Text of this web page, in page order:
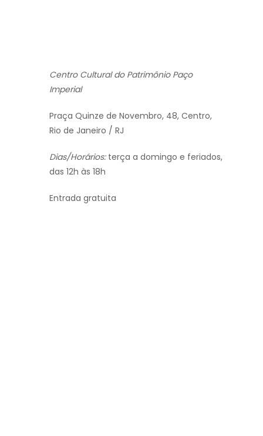
Centro Cultural do Patrimônio Paço
Imperial
Praça Quinze de Novembro, 48, Centro,
Rio de Janeiro / RJ
Dias/Horários:terça a domingo e feriados,
das 12h às 18h
Entrada gratuita